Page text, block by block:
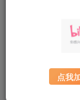
迅
百
游戏大小：
点我